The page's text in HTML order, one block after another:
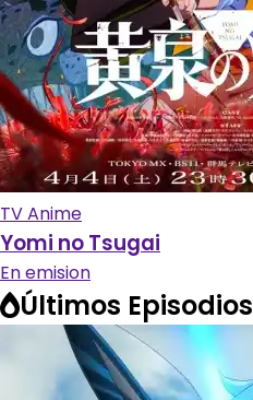
TV Anime
Yomi no Tsugai
En emision
Últimos Episodios